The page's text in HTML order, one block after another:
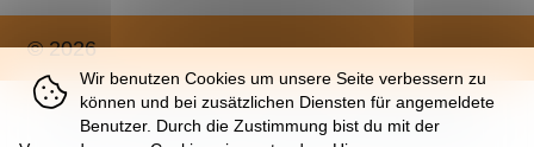
© 2026
Über | Impressum | Nutzung | Datenschutz
Wir benutzen Cookies um unsere Seite verbessern zu
können und bei zusätzlichen Diensten für angemeldete
Benutzer. Durch die Zustimmung bist du mit der